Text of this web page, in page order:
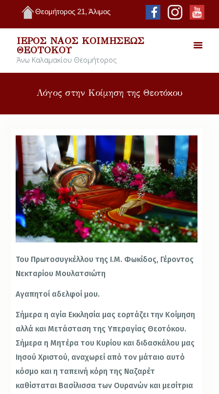
Θεομήτορος 21, Άλιμος
ΙΕΡΌΣ ΝΑΌΣ ΚΟΙΜΉΣΕΩΣ
ΘΕΟΤΌΚΟΥ
Άνω Καλαμακίου Θεομήτορος
Λόγος στην Κοίμηση της Θεοτόκου
Του Πρωτοσυγκέλλου της Ι.Μ. Φωκίδος, Γέροντος
Νεκταρίου Μουλατσιώτη
Αγαπητοί αδελφοί μου.
Σήμερα η αγία Εκκλησία μας εορτάζει την Κοίμηση
αλλά και Μετάσταση της Υπεραγίας Θεοτόκου.
Σήμερα η Μητέρα του Κυρίου και διδασκάλου μας
Ιησού Χριστού, αναχωρεί από τον μάταιο αυτό
κόσμο και η ταπεινή κόρη της Ναζαρέτ
καθίσταται Βασίλισσα των Ουρανών και μεσίτρια